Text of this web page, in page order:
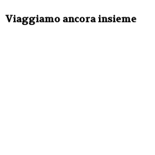
Viaggiamo ancora insieme